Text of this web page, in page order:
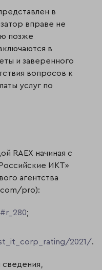
в
вправе не
позже
в
и заверенного
вопросов к
услуг по
RAEX начиная с
ИКТ»
агентства
pro):
;
2021/.